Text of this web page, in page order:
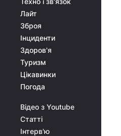
Лайт
Зброя
Інциденти
Здоров'я
Туризм
Цікавинки
Погода
Відео з Youtube
Статті
Інтерв'ю